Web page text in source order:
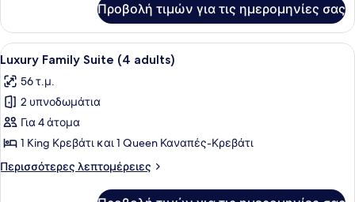
View
Room,
Side
Sea
Προβολή τιμών για τις ημερομηνίες σας
Προβολή
όλων
των
φωτογραφιών
για
Luxury
Family
Suite
Ένα δωμάτιο ξενοδοχείου με ένα
10
Luxury Family Suite (4 adults)
56 τ.μ.
2 υπνοδωμάτια
Για 4 άτομα
1 King Κρεβάτι και 1 Queen Καναπές-Κρεβάτι
Περισσότερες λεπτομέρειες
Περισσότερες